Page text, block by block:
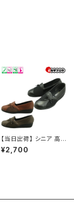
【当日出荷】 シニア 高
齢者用 介護シューズ ウ
ォーキングシューズ カ
ロングセラー 定番品
¥2,700